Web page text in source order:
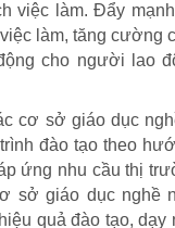
việc làm. Đẩy
làm, tăng cường
cho người lao
cơ sở giáo dục
đào tạo theo
ứng nhu cầu thị
sở giáo dục nghề
quả đào tạo,